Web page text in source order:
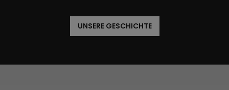
UNSERE GESCHICHTE